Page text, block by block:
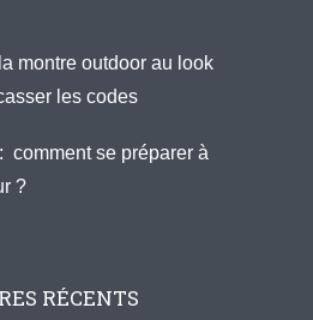
montre outdoor au look
les codes
comment se préparer à
?
RÉCENTS